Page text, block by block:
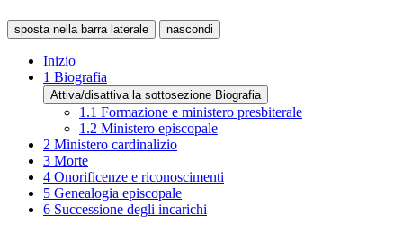
sposta nella barra laterale nascondi
Inizio
1 Biografia
Attiva/disattiva la sottosezione Biografia
1.1 Formazione e ministero presbiterale
1.2 Ministero episcopale
2 Ministero cardinalizio
3 Morte
4 Onorificenze e riconoscimenti
5 Genealogia episcopale
6 Successione degli incarichi